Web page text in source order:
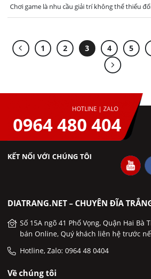
Chơi game là nhu cầu giải trí không thể thiếu
1 2 3 4 5
HOTLINE | ZALO
0964 480 404
KẾT NỐI VỚI CHÚNG TÔI
DIATRANG.NET – CHUYÊN ĐĨA
Số 15A ngõ 41 Phố Vọng, Quận Hai Bà
bán Online, Quý khách liên hệ trước
Hotline, Zalo: 0964 48 0404
Về chúng tôi